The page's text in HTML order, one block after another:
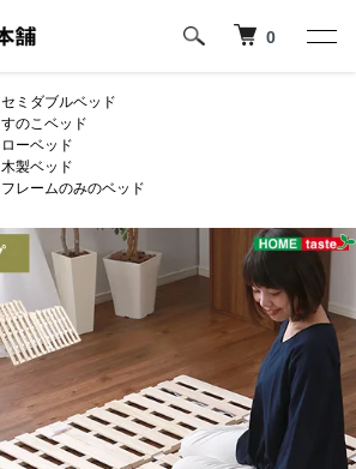
0
セミダブルベッド
すのこベッド
ローベッド
木製ベッド
フレームのみのベッド